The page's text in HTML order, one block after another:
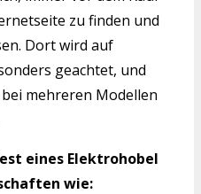
zu finden und
Dort wird auf
geachtet, und
mehreren Modellen
eines Elektrohobel
wie: